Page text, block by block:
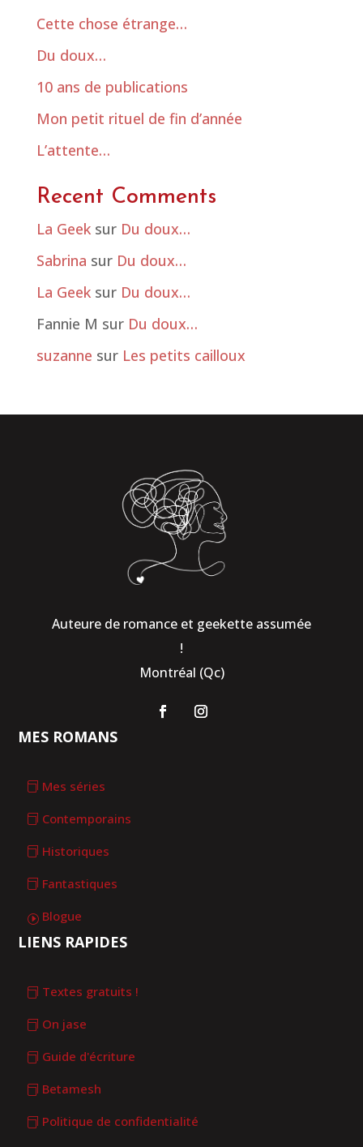
Cette chose étrange…
Du doux…
10 ans de publications
Mon petit rituel de fin d’année
L’attente…
Recent Comments
La Geeksur Du doux…
Sabrina sur Du doux…
La Geeksur Du doux…
Fannie M sur Du doux…
suzanne sur Les petits cailloux
MES ROMANS
Mes séries
Contemporains
Historiques
Fantastiques
Blogue
Auteure de romance et geekette assumée
!
Montréal (Qc)
LIENS RAPIDES
Textes gratuits !
On jase
Guide d'écriture
Betamesh
Politique de confidentialité